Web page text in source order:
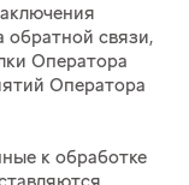
обратной связи,
Оператора
Оператора
к обработке